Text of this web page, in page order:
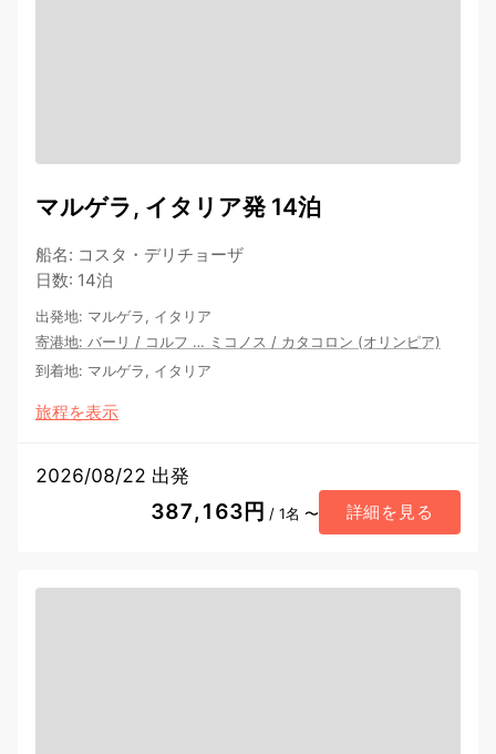
マルゲラ, イタリア発 14泊
船名: コスタ・デリチョーザ
日数: 14泊
出発地: マルゲラ, イタリア
寄港地: バーリ / コルフ … ミコノス / カタコロン (オリンピア)
到着地: マルゲラ, イタリア
旅程を表示
2026/08/22 出発
387,163円 / 1名 〜 詳細を見る